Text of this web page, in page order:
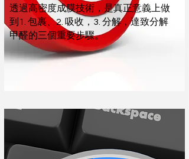
透過高密度成膜技術，是真正意義上做
到1. 包裹、2. 吸收，3. 分解，達致分解
甲醛的三個重要步驟。